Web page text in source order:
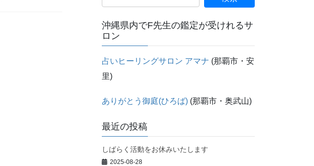
沖縄県内でF先生の鑑定が受けれるサ
ロン
占いヒーリングサロン アマナ (那覇市・安
里)
ありがとう御庭(ひろば) (那覇市・奥武山)
最近の投稿
しばらく活動をお休みいたします
2025-08-28